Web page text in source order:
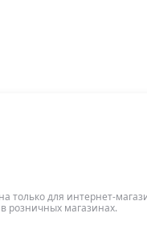
только для интернет-
розничных магазинах.